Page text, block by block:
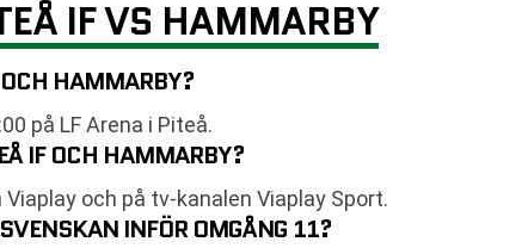
IF VS HAMMARBY
HAMMARBY?
på LF Arena i Piteå.
IF OCH HAMMARBY?
och på tv-kanalen Viaplay Sport.
INFÖR OMGÅNG 11?